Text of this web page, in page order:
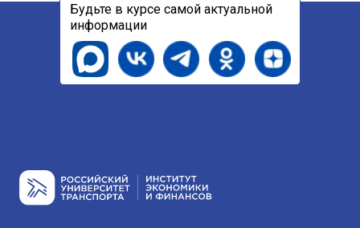
Будьте в курсе самой актуальной
информации